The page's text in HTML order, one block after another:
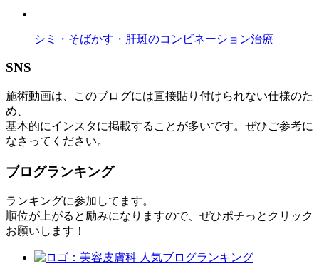
シミ・そばかす・肝斑のコンビネーション治療
SNS
施術動画は、このブログには直接貼り付けられない仕様のた
め、
基本的にインスタに掲載することが多いです。ぜひご参考に
なさってください。
ブログランキング
ランキングに参加してます。
順位が上がると励みになりますので、ぜひポチっとクリック
お願いします！